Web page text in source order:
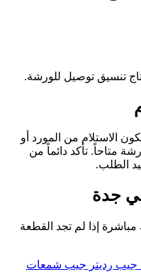
تنسيق توصيل للورشة.
الاستلام من المورد أو
متاحاً. تأكد دائماً من
الطلب.
جدة
إذا لم تجد القطعة
جيب رديتر جيب شمعات